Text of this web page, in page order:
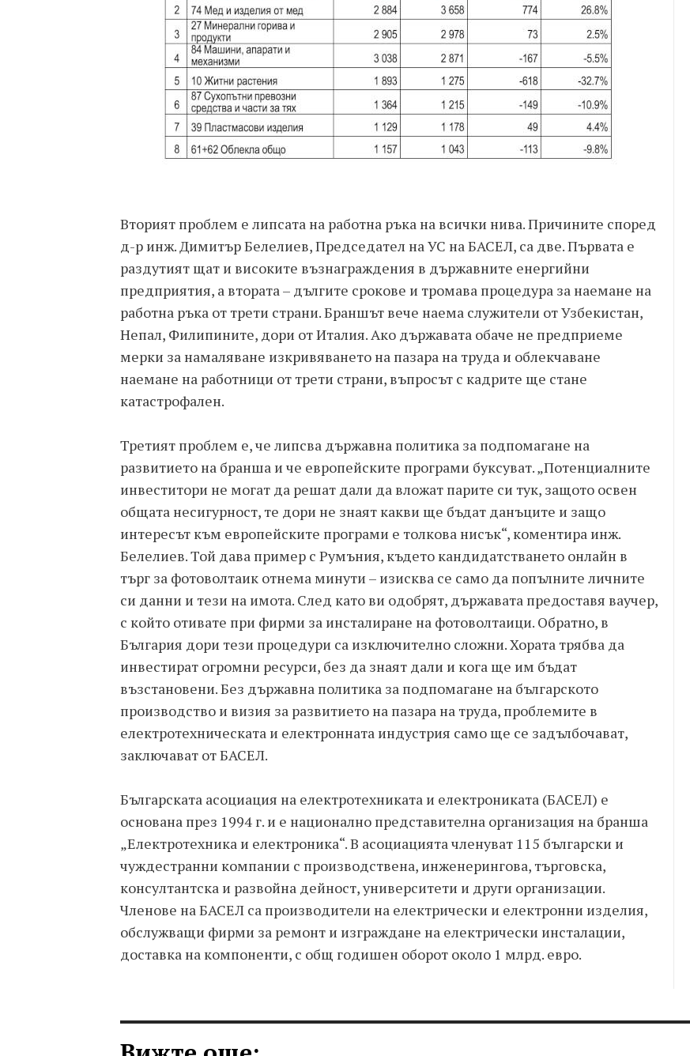
Вторият проблем е липсата на работна ръка на всички нива. Причините според
д-р инж. Димитър Белелиев, Председател на УС на БАСЕЛ, са две. Първата е
раздутият щат и високите възнаграждения в държавните енергийни
предприятия, а втората – дългите срокове и тромава процедура за наемане на
работна ръка от трети страни. Браншът вече наема служители от Узбекистан,
Непал, Филипините, дори от Италия. Ако държавата обаче не предприеме
мерки за намаляване изкривяването на пазара на труда и облекчаване
наемане на работници от трети страни, въпросът с кадрите ще стане
катастрофален.
Третият проблем е, че липсва държавна политика за подпомагане на
развитието на бранша и че европейските програми буксуват. „Потенциалните
инвеститори не могат да решат дали да вложат парите си тук, защото освен
общата несигурност, те дори не знаят какви ще бъдат данъците и защо
интересът към европейските програми е толкова нисък“, коментира инж.
Белелиев. Той дава пример с Румъния, където кандидатстването онлайн в
търг за фотоволтаик отнема минути – изисква се само да попълните личните
си данни и тези на имота. След като ви одобрят, държавата предоставя ваучер,
с който отивате при фирми за инсталиране на фотоволтаици. Обратно, в
България дори тези процедури са изключително сложни. Хората трябва да
инвестират огромни ресурси, без да знаят дали и кога ще им бъдат
възстановени. Без държавна политика за подпомагане на българското
производство и визия за развитието на пазара на труда, проблемите в
електротехническата и електронната индустрия само ще се задълбочават,
заключават от БАСЕЛ.
Българската асоциация на електротехниката и електрониката (БАСЕЛ) е
основана през 1994 г. и е национално представителна организация на бранша
„Електротехника и електроника“. В асоциацията членуват 115 български и
чуждестранни компании с производствена, инженерингова, търговска,
консултантска и развойна дейност, университети и други организации.
Членове на БАСЕЛ са производители на електрически и електронни изделия,
обслужващи фирми за ремонт и изграждане на електрически инсталации,
доставка на компоненти, с общ годишен оборот около 1 млрд. евро.